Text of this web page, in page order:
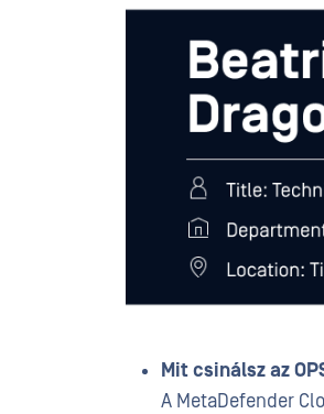
Mit csinálsz az
A MetaDefender